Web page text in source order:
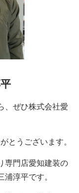
、ぜひ株式会社愛
とうございます。
専門店愛知建装の
淳平です。